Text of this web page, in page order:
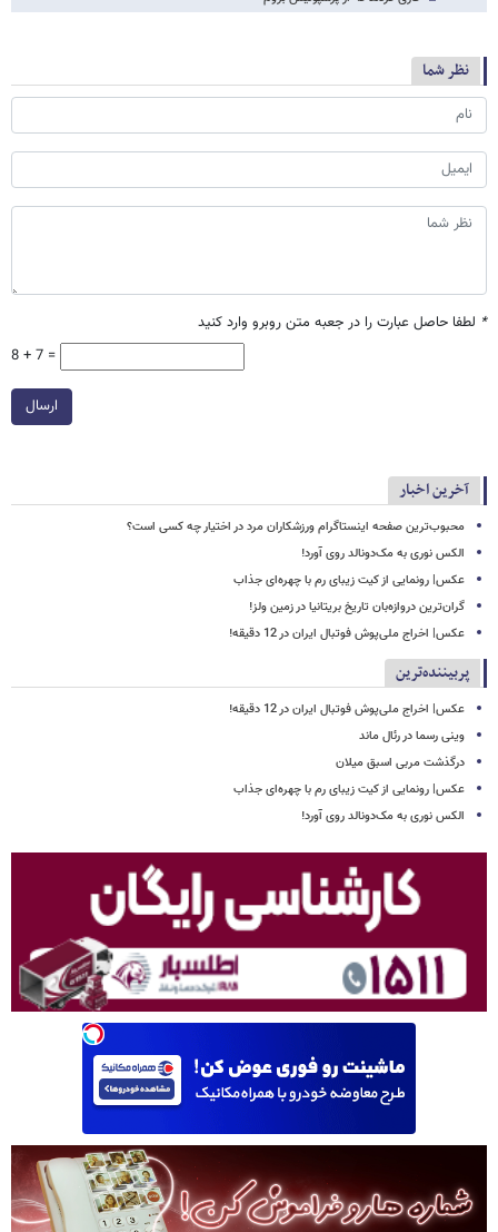
نظر شما
* لطفا حاصل عبارت را در جعبه متن روبرو وارد کنید
8 + 7 =
ارسال
آخرین اخبار
محبوب‌ترین صفحه اینستاگرام ورزشکاران مرد در اختیار چه کسی است؟
الکس نوری به مک‌دونالد روی آورد!
عکس| رونمایی از کیت زیبای رم با چهره‌ای جذاب
گران‌ترین دروازه‌بان تاریخ بریتانیا در زمین ولز!
عکس| اخراج ملی‌پوش فوتبال ایران در 12 دقیقه!
پربیننده‌ترین
عکس| اخراج ملی‌پوش فوتبال ایران در 12 دقیقه!
وینی رسما در رئال ماند
درگذشت مربی اسبق میلان
عکس| رونمایی از کیت زیبای رم با چهره‌ای جذاب
الکس نوری به مک‌دونالد روی آورد!